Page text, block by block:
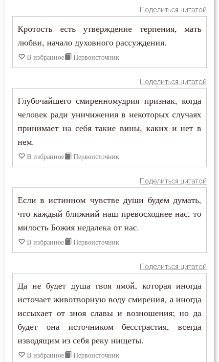
Кротость
Лень
Лесть
Ложь
Лукавство
Любовь Божия
Мечта
Молитва
Монах
Мудрость
Иоанн Карпафский
Иоанн Кассиан Римлянин
Иоанн Лествичник
Иосиф Оптинский (Литовкин)
Ириней Лионский
Исаак Сирин Ниневийский
Исидор Пелусиот
Исихий Иерусалимский
Иустин (Попович)
Каллист Ангеликуд
Кирилл Александрийский
Поделиться цитатой
Кротость есть утверждение терпения, мать
любви, начало духовного рассуждения.
В избранное Первоисточник
Поделиться цитатой
Глубочайшего смиренномудрия признак, когда
человек ради уничижения в некоторых случаях
принимает на себя такие вины, каких и нет в
нем.
В избранное Первоисточник
Поделиться цитатой
Если в истинном чувстве души будем думать,
что каждый ближний наш превосходнее нас, то
милость Божия недалека от нас.
В избранное Первоисточник
Поделиться цитатой
Да не будет душа твоя ямой, которая иногда
источает животворную воду смирения, а иногда
иссыхает от зноя славы и возношения; но да
будет она источником бесстрастия, всегда
изводящим из себя реку нищеты.
В избранное Первоисточник